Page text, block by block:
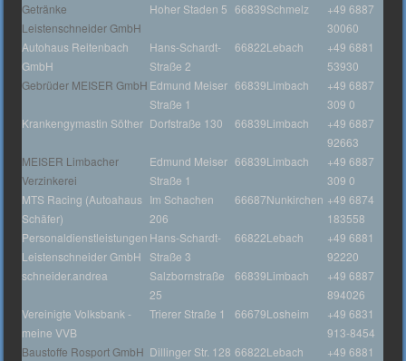
Getränke
Leistenschneider GmbH
Hoher Staden 5 66839Schmelz
+49 6887
30060
Autohaus Reitenbach
GmbH
Hans-Schardt-
Straße 2
66822Lebach
+49 6881
53930
Gebrüder MEISER GmbH Edmund Meiser
Straße 1
66839Limbach
+49 6887
309 0
Krankengymastin Söther Dorfstraße 130 66839Limbach
+49 6887
92663
MEISER Limbacher
Verzinkerei
Edmund Meiser
Straße 1
66839Limbach
+49 6887
309 0
MTS Racing (Autoahaus
Schäfer)
Im Schachen
206
66687Nunkirchen +49 6874
183558
Personaldienstleistungen
Leistenschneider GmbH
Hans-Schardt-
Straße 3
66822Lebach
+49 6881
92220
schneider.andrea
Salzbornstraße
25
66839Limbach
+49 6887
894026
Vereinigte Volksbank -
meine VVB
Trierer Straße 1 66679Losheim
+49 6831
913-8454
Baustoffe Rosport GmbH Dillinger Str. 128 66822Lebach
+49 6881